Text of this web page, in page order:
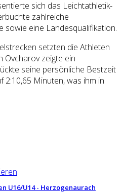
sich das Leichtathletik-
zahlreiche
sowie eine Landesqualifikation.
setzten die Athleten
Ovcharov zeigte ein
seine persönliche Bestzeit
2:10,65 Minuten, was ihm in
U16/U14 - Herzogenaurach